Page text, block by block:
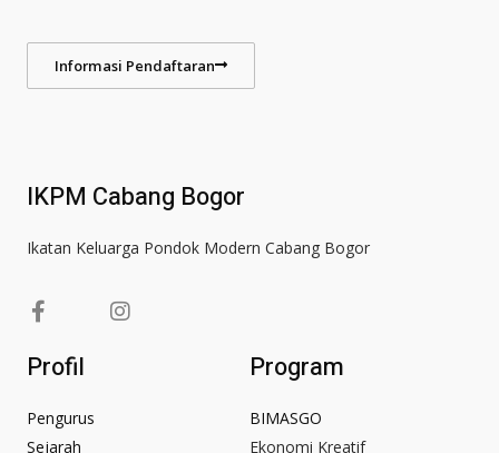
Informasi Pendaftaran
IKPM Cabang Bogor
Ikatan Keluarga Pondok Modern Cabang Bogor
F
a
c
e
o
o
I
Profil
Pengurus
Sejarah
Program
BIMASGO
Ekonomi Kreatif